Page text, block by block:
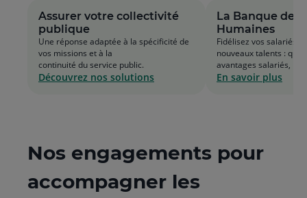
au
début
de
la
à
la
fin
de
Assurer votre collectivité
publique
Une réponse adaptée à la spécificité de
vos missions et à la
continuité du service public.
Découvrez nos solutions
La Banque des
Humaines
Fidélisez vos salariés,
nouveaux talents :
avantages salariés,
En savoir plus
Nos engagements pour
accompagner les